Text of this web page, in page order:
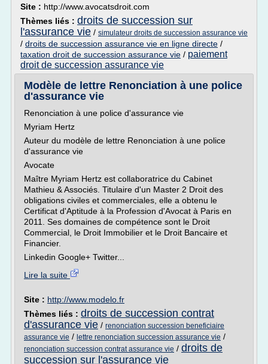
Site : http://www.avocatsdroit.com
Thèmes liés : droits de succession sur
l'assurance vie / simulateur droits de succession assurance vie
/ droits de succession assurance vie en ligne directe /
taxation droit de succession assurance vie / paiement
droit de succession assurance vie
Modèle de lettre Renonciation à une police
d'assurance vie
Renonciation à une police d'assurance vie
Myriam Hertz
Auteur du modèle de lettre Renonciation à une police
d'assurance vie
Avocate
Maître Myriam Hertz est collaboratrice du Cabinet
Mathieu & Associés. Titulaire d'un Master 2 Droit des
obligations civiles et commerciales, elle a obtenu le
Certificat d'Aptitude à la Profession d'Avocat à Paris en
2011. Ses domaines de compétence sont le Droit
Commercial, le Droit Immobilier et le Droit Bancaire et
Financier.
Linkedin Google+ Twitter...
Lire la suite
Site : http://www.modelo.fr
Thèmes liés : droits de succession contrat
d'assurance vie / renonciation succession beneficiaire
assurance vie / lettre renonciation succession assurance vie /
renonciation succession contrat assurance vie / droits de
succession sur l'assurance vie